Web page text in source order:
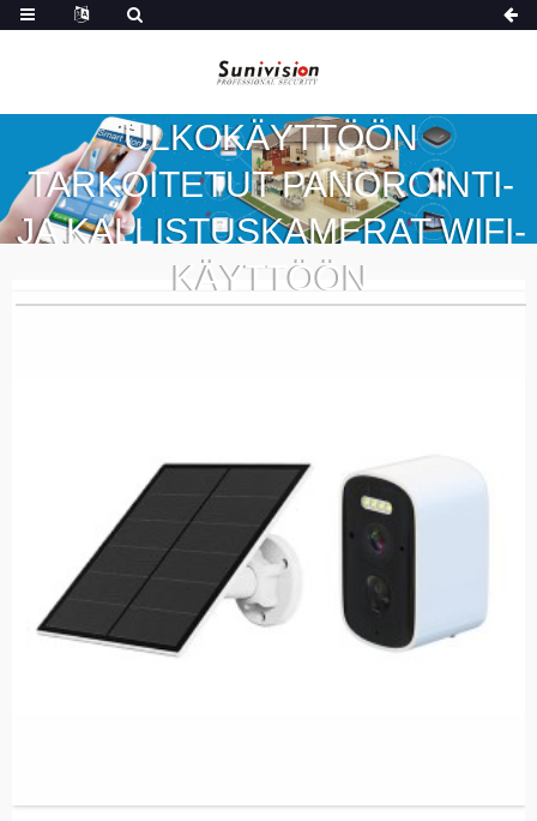
ULKOKÄYTTÖÖN
TARKOITETUT PANOROINTI-
JA KALLISTUSKAMERAT WIFI-
KÄYTTÖÖN